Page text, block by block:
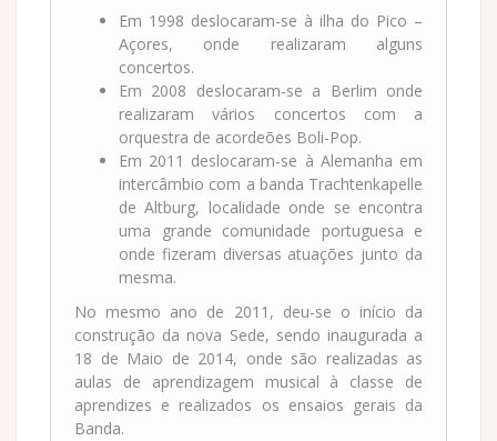
Em 1998 deslocaram-se à ilha do Pico –
Açores, onde realizaram alguns
concertos.
Em 2008 deslocaram-se a Berlim onde
realizaram vários concertos com a
orquestra de acordeões Boli-Pop.
Em 2011 deslocaram-se à Alemanha em
intercâmbio com a banda Trachtenkapelle
de Altburg, localidade onde se encontra
uma grande comunidade portuguesa e
onde fizeram diversas atuações junto da
mesma.
No mesmo ano de 2011, deu-se o início da
construção da nova Sede, sendo inaugurada a
18 de Maio de 2014, onde são realizadas as
aulas de aprendizagem musical à classe de
aprendizes e realizados os ensaios gerais da
Banda.